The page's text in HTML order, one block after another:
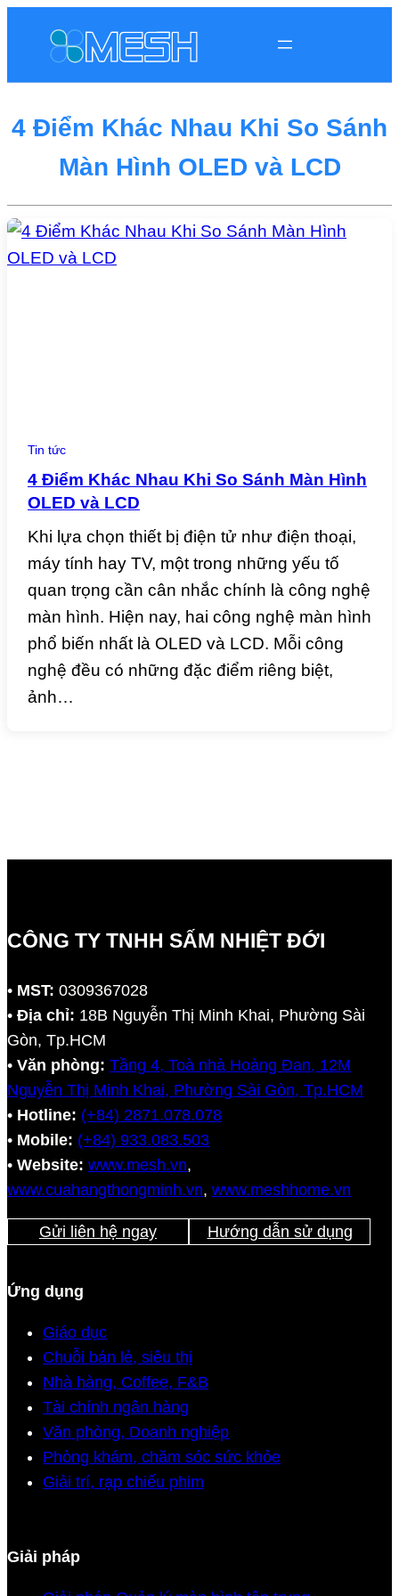
4 Điểm Khác Nhau Khi So Sánh
Màn Hình OLED và LCD
Tin tức
4 Điểm Khác Nhau Khi So Sánh Màn Hình
OLED và LCD
Khi lựa chọn thiết bị điện tử như điện thoại,
máy tính hay TV, một trong những yếu tố
quan trọng cần cân nhắc chính là công nghệ
màn hình. Hiện nay, hai công nghệ màn hình
phổ biến nhất là OLED và LCD. Mỗi công
nghệ đều có những đặc điểm riêng biệt,
ảnh…
CÔNG TY TNHH SẤM NHIỆT ĐỚI
• MST: 0309367028
• Địa chỉ: 18B Nguyễn Thị Minh Khai, Phường Sài
Gòn, Tp.HCM
• Văn phòng: Tầng 4, Toà nhà Hoàng Đan, 12M
Nguyễn Thị Minh Khai, Phường Sài Gòn, Tp.HCM
• Hotline: (+84) 2871.078.078
• Mobile: (+84) 933.083.503
• Website: www.mesh.vn,
www.cuahangthongminh.vn, www.meshhome.vn
Gửi liên hệ ngay Hướng dẫn sử dụng
Ứng dụng
Giáo dục
Chuỗi bán lẻ, siêu thị
Nhà hàng, Coffee, F&B
Tài chính ngân hàng
Văn phòng, Doanh nghiệp
Phòng khám, chăm sóc sức khỏe
Giải trí, rạp chiếu phim
Giải pháp